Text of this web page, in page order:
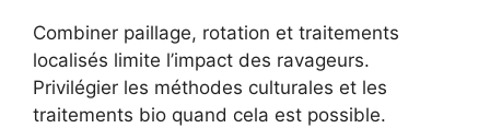
Combiner paillage, rotation et traitements
localisés limite l’impact des ravageurs.
Privilégier les méthodes culturales et les
traitements bio quand cela est possible.